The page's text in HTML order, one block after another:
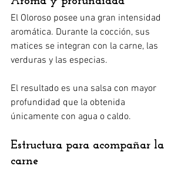
El Oloroso posee una gran intensidad
aromática. Durante la cocción, sus
matices se integran con la carne, las
verduras y las especias.
El resultado es una salsa con mayor
profundidad que la obtenida
únicamente con agua o caldo.
Estructura para acompañar la
carne